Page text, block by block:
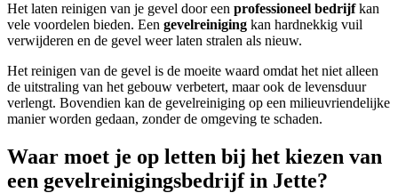
Het laten reinigen van je gevel door een professioneel bedrijfkan
vele voordelen bieden. Een gevelreiniging kan hardnekkig vuil
verwijderen en de gevel weer laten stralen als nieuw.
Het reinigen van de gevel is de moeite waard omdat het niet alleen
de uitstraling van het gebouw verbetert, maar ook de levensduur
verlengt. Bovendien kan de gevelreiniging op een milieuvriendelijke
manier worden gedaan, zonder de omgeving te schaden.
Waar moet je op letten bij het kiezen van
een gevelreinigingsbedrijf in Jette?